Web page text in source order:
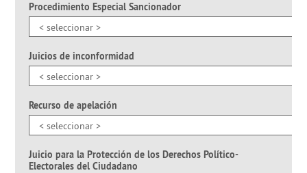
Procedimiento Especial Sancionador
Juicios de inconformidad
Recurso de apelación
Juicio para la Protección de los Derechos Político-
Electorales del Ciudadano